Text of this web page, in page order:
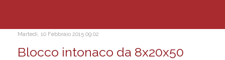
Martedì, 10 Febbraio 2015 09:02
Blocco intonaco da 8x20x50